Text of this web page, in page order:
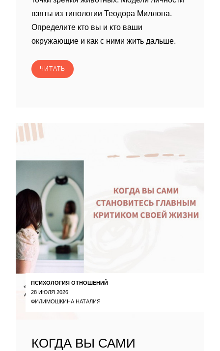
взяты из типологии Теодора Миллона.
Определите кто вы и кто ваши
окружающие и как с ними жить дальше.
ЧИТАТЬ
ПСИХОЛОГИЯ ОТНОШЕНИЙ
28 ИЮЛЯ 2026
ФИЛИМОШКИНА НАТАЛИЯ
КОГДА ВЫ САМИ